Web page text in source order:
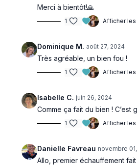
Merci à bientôt!🙏
1 Afficher les
Dominique M. août 27, 2024
Très agréable, un bien fou !
1 Afficher les
Isabelle C. juin 26, 2024
Comme ça fait du bien ! C’est
1 Afficher les
Danielle Favreau novembre
Allo, premier échauffement